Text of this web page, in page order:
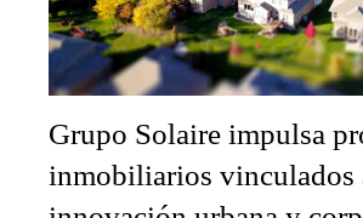
Grupo Solaire impulsa
inmobiliarios vinculados